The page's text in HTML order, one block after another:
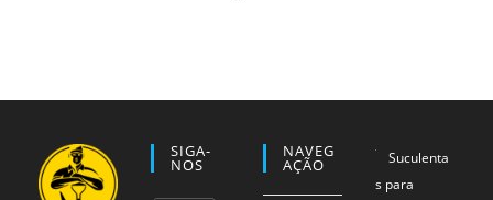
SIGA-
NOS
NAVEG
AÇÃO
Suculenta
s para